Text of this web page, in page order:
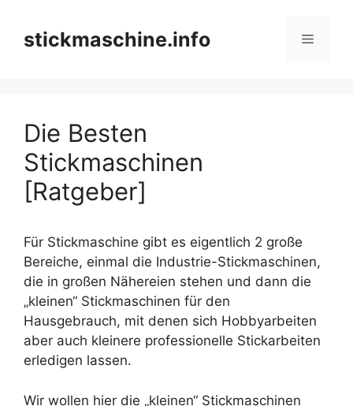
springen
stickmaschine.info Menü
Die Besten
Stickmaschinen
[Ratgeber]
Für Stickmaschine gibt es eigentlich 2 große
Bereiche, einmal die Industrie-Stickmaschinen,
die in großen Nähereien stehen und dann die
„kleinen“ Stickmaschinen für den
Hausgebrauch, mit denen sich Hobbyarbeiten
aber auch kleinere professionelle Stickarbeiten
erledigen lassen.
Wir wollen hier die „kleinen“ Stickmaschinen